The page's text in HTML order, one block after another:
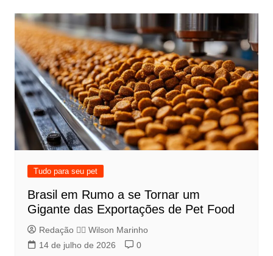
Tudo para seu pet
Brasil em Rumo a se Tornar um
Gigante das Exportações de Pet Food
Redação 👨‍⚖️​ Wilson Marinho
14 de julho de 2026
0